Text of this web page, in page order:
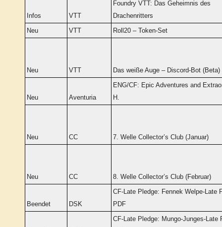
Infos VTT
Foundry VTT: Das Geheimnis des
Drachenritters
Neu
VTT Roll20 – Token-Set
Neu VTT Das weiße Auge – Discord-Bot (Beta)
Neu Aventuria
ENG/CF: Epic Adventures and
H.
Neu CC 7. Welle Collector’s Club (Januar)
Neu CC 8. Welle Collector’s Club (Februar)
Beendet DSK
CF-Late Pledge: Fennek Welpe-Late
PDF
CF-Late Pledge: Mungo-Junges-Late